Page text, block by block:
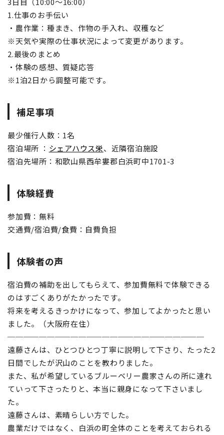
1.仕事のお手伝い
・農作業：種まき、作物の手入れ、収穫など
※天気や実際の仕事状況によって変更があります。
2.最後のまとめ
・体験の感想、質疑応答
※1泊2日から調整可能です。
補足事項
最少催行人数：1名
宿泊場所 ： シェアハウス栄、近隣宿泊施設
宿泊先場所：和歌山県西牟婁郡白浜町中1701-3
体験経費
参加費：無料
交通費/宿泊費/食費：自費負担
体験者の声
宿泊費の補助を出してもらえて、参加費無料で体験できる
のはすごくありがたかったです。
将来を考えるきっかけになって、参加してよかったと思い
ました。（大阪府在住）
─────────────────────────
遠藤さんは、ひとつひとつ丁寧に説明して下さり、たった2
日間でしたが沢山のことを教わりました。
また、私が希望しているブルーベリー農家さんの所に連れ
ていって下さったりと、本当に親身になって下さいまし
た。
遠藤さんは、素晴らしい方でした。
農業だけではなく、白浜の町全体のことを考えておられる